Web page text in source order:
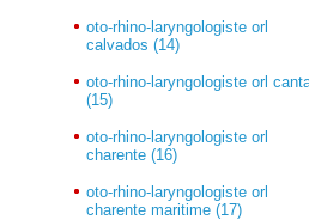
oto-rhino-laryngologiste orl
calvados (14)
oto-rhino-laryngologiste orl
(15)
oto-rhino-laryngologiste orl
charente (16)
oto-rhino-laryngologiste orl
charente maritime (17)